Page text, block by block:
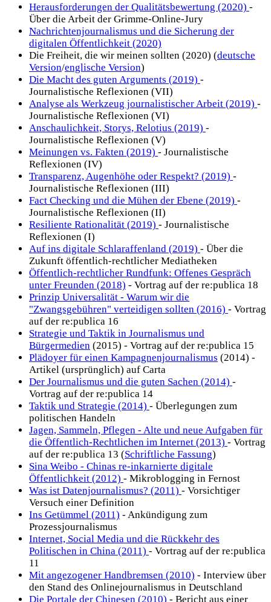
Herausforderungen der Qualitätsbewertung (2020) -
Über die Arbeit der Grimme-Online-Jury
Nachrichtenjournalismus und die Sicherung der
digitalen Öffentlichkeit (2020)
Die Freiheit, die wir meinen sollten (2020) (deutsche
Version/englische Version)
Die Macht des guten Arguments (2019) -
Journalistische Reflexionen (VII)
Analyse als Werkzeug journalistischer Arbeit (2019) -
Journalistische Reflexionen (VI)
Anschaulichkeit, Storys, Relotius (2019) -
Journalistische Reflexionen (V)
Meinungen vs. Fakten (2019) - Journalistische
Reflexionen (IV)
Transparenz, Augenhöhe oder Respekt? (2019) -
Journalistische Reflexionen (III)
Fact Checking und die Mühen der Ebene (2019) -
Journalistische Reflexionen (II)
Resiliente Rationalität (2019) - Journalistische
Reflexionen (I)
Auf ins digitale Schlaraffenland (2019) - Über die
Zukunft öffentlich-rechtlicher Mediatheken
Öffentlich-rechtlicher Rundfunk: Offenes Gespräch
unter Freunden (2018) - Vortrag auf der re:publica 18
Prinzip Universalität - Warum wir die
"Zwangsgebühren" verteidigen sollten (2016) - Vortrag
auf der re:publica 16
Strategie und Taktik in Journalismus und
Bürgermedien (2015) - Vortrag auf der re:publica 15
Plädoyer für einen Kampagnenjournalismus (2014) -
Artikel (ursprünglich) auf Carta
Der Journalismus und die guten Sachen (2014) -
Vortrag auf der re:publica 14
Taktik und Strategie (2014) - Überlegungen zum
politischen Handeln
Jagen, Sammeln, Pflegen - Alte und neue Aufgaben für
die Öffentlich-Rechtlichen im Internet (2013) - Vortrag
auf der re:publica 13 (Schriftliche Fassung)
Sina Weibo - Chinas re-inkarnierte digitale
Öffentlichkeit (2012) - Mikroblogging in Fernost
Was ist Datenjournalismus? (2011) - Vorsichtiger
Versuch einer Definition
Ins Getümmel (2011) - Ankündigung zum
Prozessjournalismus
Internet, Social Media und die Rückkehr des
Politischen in China (2011) - Vortrag auf der re:publica
11
Mit angezogener Handbremsen (2010) - Interview über
den Stand des Onlinejournalismus in Deutschland
Die Portale der Chinesen (2010) - Bericht aus einer